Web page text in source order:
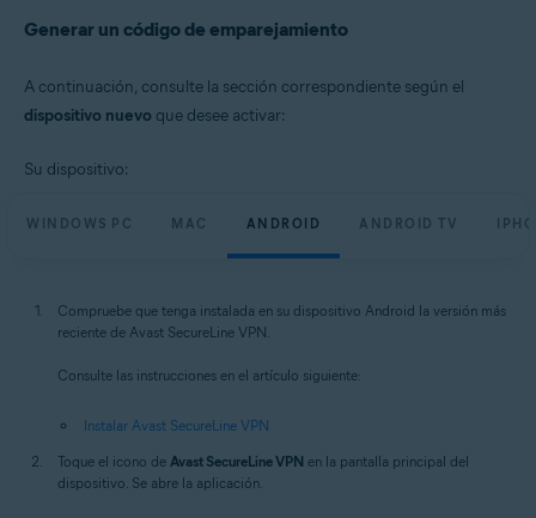
Apple iOS 14.0 o posterior
Generar un código de emparejamiento
A continuación, consulte la sección correspondiente según el
dispositivo nuevo que desee activar:
Su dispositivo:
WINDOWS PC MAC ANDROID ANDROID TV
Compruebe que tenga instalada en su dispositivo Android la versión más
reciente de Avast SecureLine VPN.
Consulte las instrucciones en el artículo siguiente:
Instalar Avast SecureLine VPN
Toque el icono de Avast SecureLine VPN en la pantalla principal del
dispositivo. Se abre la aplicación.